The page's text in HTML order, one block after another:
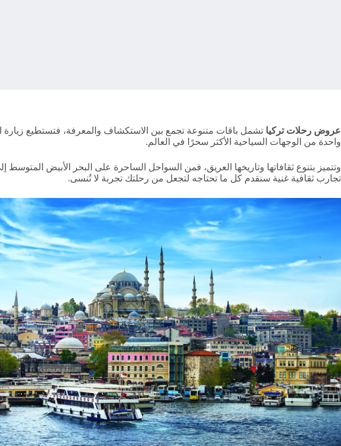
عروض رحلات تركيا تشمل باقات متنوعة تجمع بين الاستكشاف والمعرفة، فتستطيع زيارة
واحدة من الوجهات السياحية الأكثر سحرًا في العالم.
وتتميز بتنوع ثقافاتها وتاريخها العريق، فمن السواحل الساحرة على البحر الأبيض
تجارب ثقافية غنية سنقدم كل ما تحتاجه لتجعل من رحلتك تجربة لا تُنسى.